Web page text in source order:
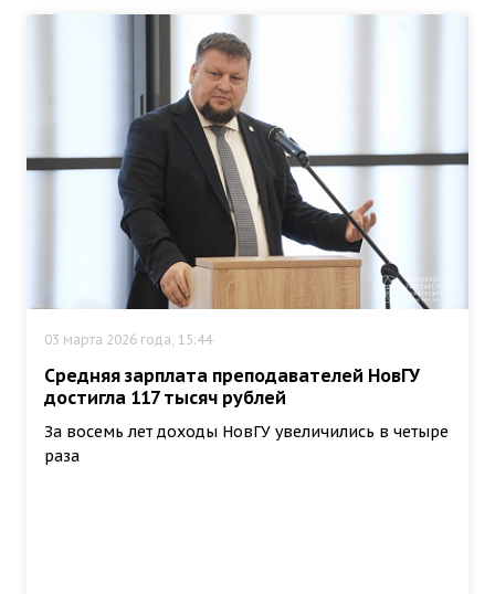
03 марта 2026 года, 15:44
Средняя зарплата преподавателей НовГУ
достигла 117 тысяч рублей
За восемь лет доходы НовГУ увеличились в четыре
раза